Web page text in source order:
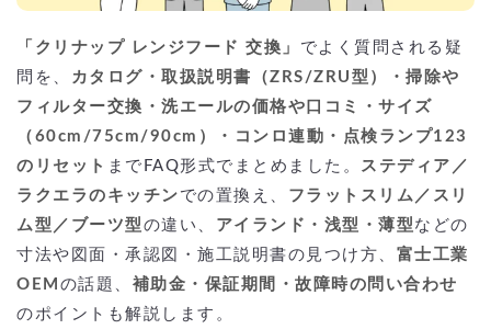
「クリナップ レンジフード 交換」 でよく質問される疑
問を、
カタログ・取扱説明書（ZRS/ZRU型）・掃除や
フィルター交換・洗エールの価格や口コミ・サイズ
（60cm/75cm/90cm）・コンロ連動・点検ランプ123
のリセット までFAQ形式でまとめました。
ステディア／
ラクエラのキッチン での置換え、 フラットスリム／スリ
ム型／ブーツ型 の違い、 アイランド・浅型・薄型 などの
寸法や図面・承認図・施工説明書の見つけ方、 富士工業
OEM の話題、 補助金・保証期間・故障時の問い合わせ
のポイントも解説します。